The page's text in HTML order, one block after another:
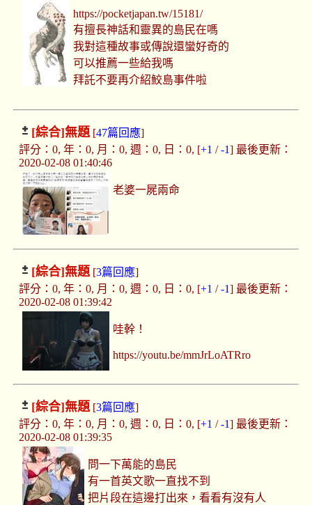
https://pocketjapan.tw/15181/
有擅長神話和靈異的島民在嗎
我對這種故事或傳說還蠻好奇的
可以推薦一些給我嗎
拜託不要再介紹鮫島事件啦
[綜合]無題[47篇回應]
評分：0, 年：0, 月：0, 週：0, 日：0, [+1 /-1] 最後更新：
2020-02-08 01:40:46
老婆一屍兩命
[綜合]無題[3篇回應]
評分：0, 年：0, 月：0, 週：0, 日：0, [+1 /-1] 最後更新：
2020-02-08 01:39:42
哇幹！
https://youtu.be/mmJrLoATRro
[綜合]無題[3篇回應]
評分：0, 年：0, 月：0, 週：0, 日：0, [+1 /-1] 最後更新：
2020-02-08 01:39:35
問一下萬能的島民
有一首英文歌一直找不到
把片段在這邊打出來，看看有沒有人